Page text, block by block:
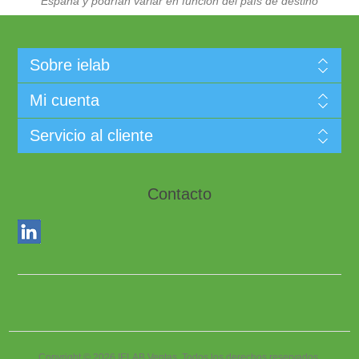
Sobre ielab
Mi cuenta
Servicio al cliente
Contacto